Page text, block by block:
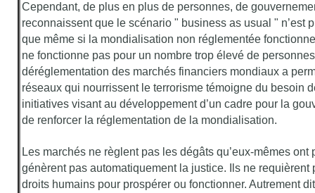
Cependant, de plus en plus de personnes, de
reconnaissent que le scénario " business as usual " n’est
que même si la mondialisation non réglementée
ne fonctionne pas pour un nombre trop élevé de
déréglementation des marchés financiers mondiaux a
réseaux qui nourrissent le terrorisme témoigne du besoin
initiatives visant au développement d’un cadre pour la
de renforcer la réglementation de la mondialisation.
Les marchés ne règlent pas les dégâts qu’eux-mêmes ont
génèrent pas automatiquement la justice. Ils ne requièrent
droits humains pour prospérer ou fonctionner. Autrement